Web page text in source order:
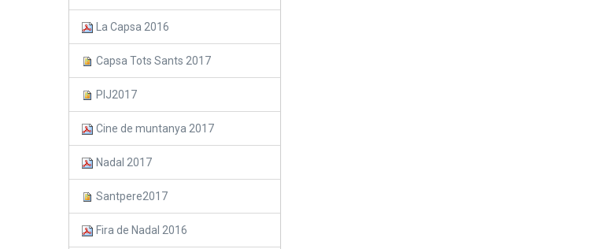
La Capsa 2016
Capsa Tots Sants 2017
PIJ2017
Cine de muntanya 2017
Nadal 2017
Santpere2017
Fira de Nadal 2016